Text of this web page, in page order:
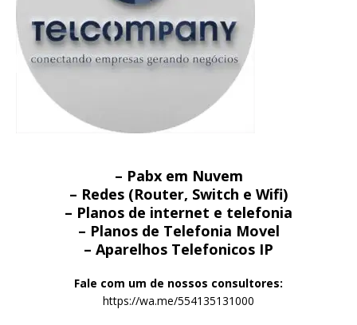
– Pabx em Nuvem
– Redes (Router, Switch e Wifi)
– Planos de internet e telefonia
– Planos de Telefonia Movel
– Aparelhos Telefonicos IP
Fale com um de nossos consultores:
https://wa.me/554135131000